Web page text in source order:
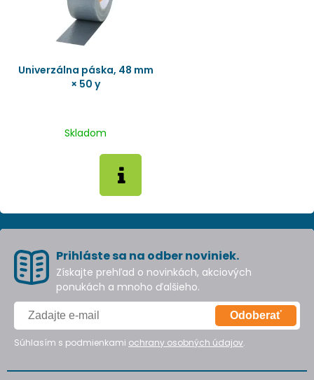
Univerzálna páska, 48 mm
× 50 y
Skladom
Prihláste sa na odber noviniek.
Získajte prehľad o novinkách, akciových
ponukách a mnoho ďalšieho.
Odoberať
Súhlasím s podmienkami ochrany osobných údajov.